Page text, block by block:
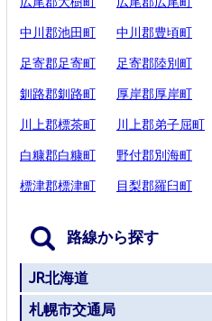
中川郡池田町 中川郡豊頃町
足寄郡足寄町 足寄郡陸別町
釧路郡釧路町 厚岸郡厚岸町
川上郡標茶町 川上郡弟子屈町
白糠郡白糠町 野付郡別海町
標津郡標津町 目梨郡羅臼町
路線から探す
JR北海道
札幌市交通局